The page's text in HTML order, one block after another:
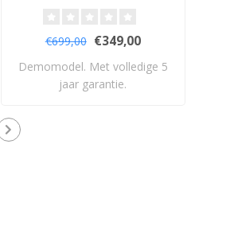
€699,00 €349,00
Demomodel. Met volledige 5
jaar garantie.